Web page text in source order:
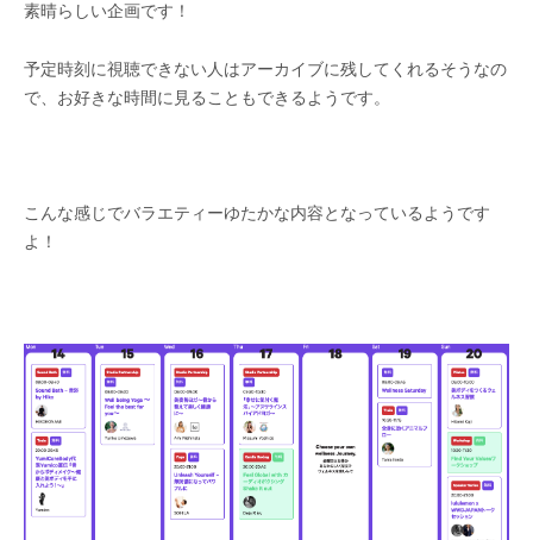
素晴らしい企画です！
予定時刻に視聴できない人はアーカイブに残してくれるそうなの
で、お好きな時間に見ることもできるようです。
こんな感じでバラエティーゆたかな内容となっているようです
よ！